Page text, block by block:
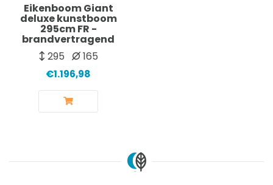
Eikenboom Giant
deluxe kunstboom
295cm FR -
brandvertragend
295
165
€1.196,98